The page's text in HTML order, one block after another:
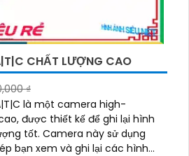
CHẤT LƯỢNG CAO
₫
là một camera high-
được thiết kế để ghi lại hình
này sử dụng
bạn xem và ghi lại các hình